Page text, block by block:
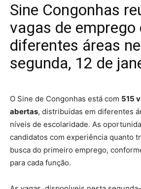
Sine Congonhas
vagas de emprego
diferentes áreas
segunda, 12 de
O Sine de Congonhas está com 515
abertas, distribuídas em diferentes
níveis de escolaridade. As
candidatos com experiência quanto
busca do primeiro emprego,
para cada função.